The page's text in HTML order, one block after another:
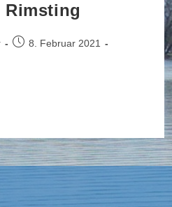
Rimsting
Beitrag8. Februar 2021